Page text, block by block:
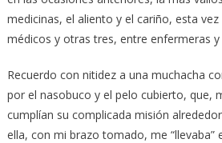
medicinas, el aliento y el cariño, esta
médicos y otras tres, entre enfermeras y
Recuerdo con nitidez a una muchacha
por el nasobuco y el pelo cubierto, que,
cumplían su complicada misión
ella, con mi brazo tomado, me “llevaba”